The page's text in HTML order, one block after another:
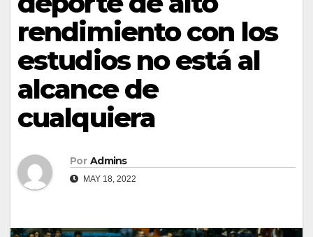
rendimiento con los
estudios no está al
alcance de
cualquiera
Por Admins
MAY 18, 2022